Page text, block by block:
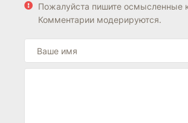
Пожалуйста пишите осмысленные
Комментарии модерируются.